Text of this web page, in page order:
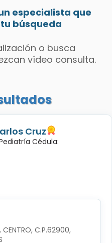
especialista que
búsqueda
o busca
vídeo consulta.
Cruz
Cédula:
CENTRO, C.P.62900,